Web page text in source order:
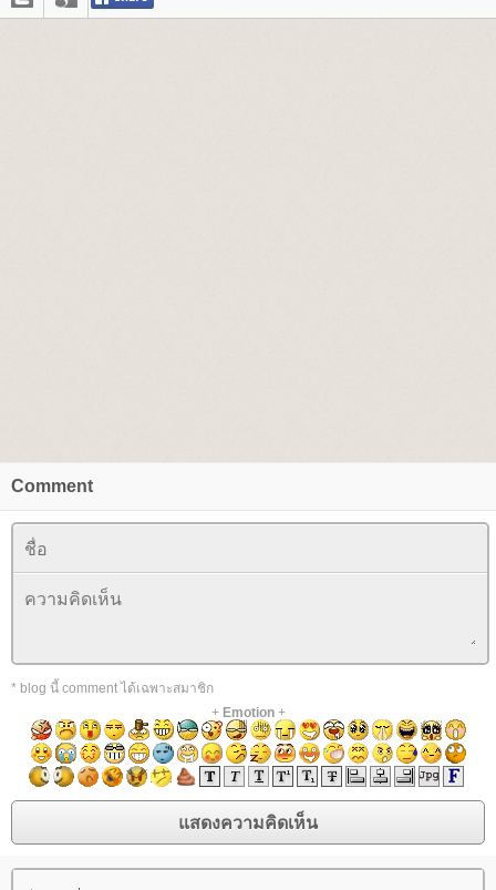
Comment
* blog นี้ comment ได้เฉพาะสมาชิก
+ Emotion+